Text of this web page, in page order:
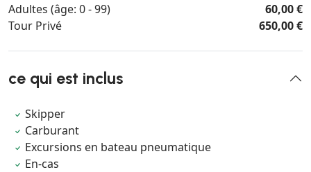
Adultes (âge: 0 - 99)
60,00 €
Tour Privé
650,00 €
ce qui est inclus
Skipper
Carburant
Excursions en bateau pneumatique
En-cas